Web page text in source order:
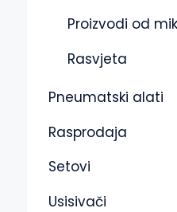
Proizvodi od
Rasvjeta
Pneumatski alati
Rasprodaja
Setovi
Usisivači